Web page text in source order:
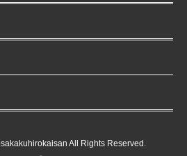
All Rights Reserved.